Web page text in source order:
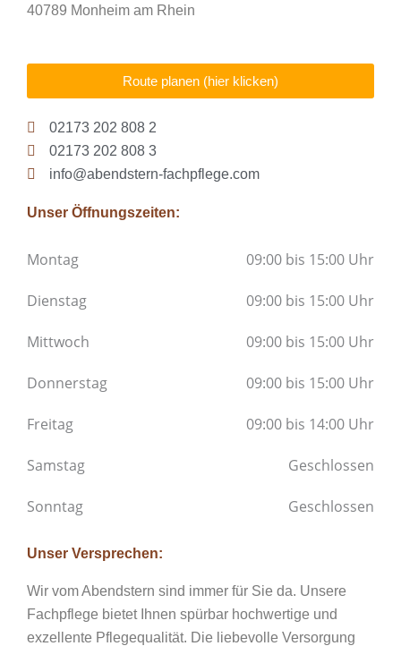
40789 Monheim am Rhein
Route planen (hier klicken)
02173 202 808 2
02173 202 808 3
info@abendstern-fachpflege.com
Unser Öffnungszeiten:
Montag 09:00 bis 15:00 Uhr
Dienstag 09:00 bis 15:00 Uhr
Mittwoch 09:00 bis 15:00 Uhr
Donnerstag 09:00 bis 15:00 Uhr
Freitag 09:00 bis 14:00 Uhr
Samstag Geschlossen
Sonntag Geschlossen
Unser Versprechen:
Wir vom Abendstern sind immer für Sie da. Unsere
Fachpflege bietet Ihnen spürbar hochwertige und
exzellente Pflegequalität. Die liebevolle Versorgung